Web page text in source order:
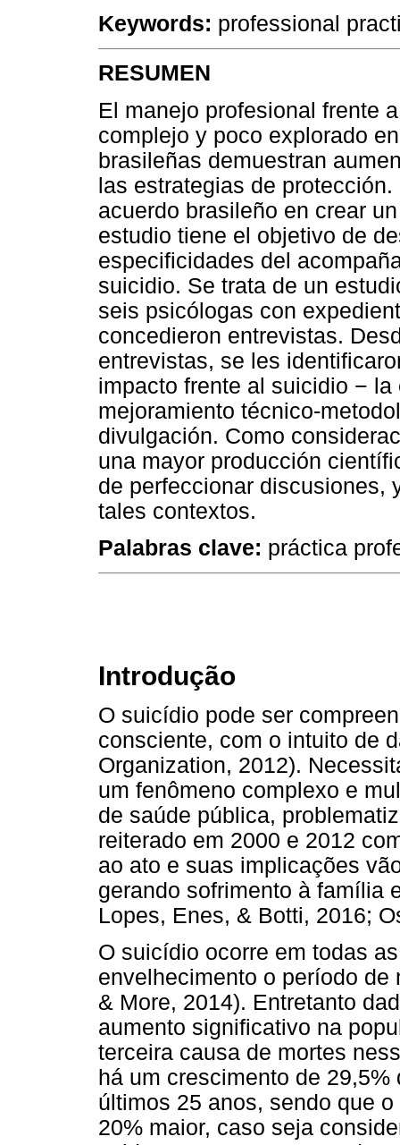
Keywords: professional
RESUMEN
El manejo profesional frente
complejo y poco explorado
brasileñas demuestran
las estrategias de
acuerdo brasileño en crear
estudio tiene el objetivo de
especificidades del
suicidio. Se trata de un
seis psicólogas con
concedieron entrevistas.
entrevistas, se les
impacto frente al suicidio −
mejoramiento técnico-
divulgación. Como
una mayor producción
de perfeccionar discusiones,
tales contextos.
Palabras clave: práctica
Introdução
O suicídio pode ser
consciente, com o intuito de
Organization, 2012).
um fenômeno complexo e
de saúde pública,
reiterado em 2000 e 2012
ao ato e suas implicações
gerando sofrimento à família
Lopes, Enes, & Botti, 2016;
O suicídio ocorre em todas
envelhecimento o período de
& More, 2014). Entretanto
aumento significativo na
terceira causa de mortes
há um crescimento de
últimos 25 anos, sendo que
20% maior, caso seja